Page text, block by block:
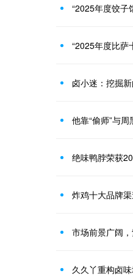
“2025年度饺子
“2025年度比萨
卤小迷：挖掘
他靠“偷师”与
绝味鸭脖荣获
炸鸡十大品牌
市场前景广阔
久久丫重构卤